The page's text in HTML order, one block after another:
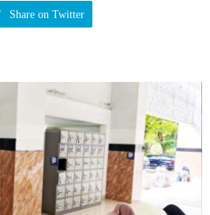
Share on Twitter